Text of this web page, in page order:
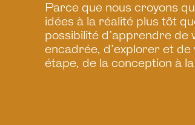
Parce que nous croyons
idées à la réalité plus tôt
possibilité d’apprendre de
encadrée, d’explorer et
étape, de la conception à